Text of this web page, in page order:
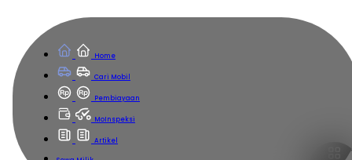
Home
Cari Mobil
Pembiayaan
MoInspeksi
Artikel